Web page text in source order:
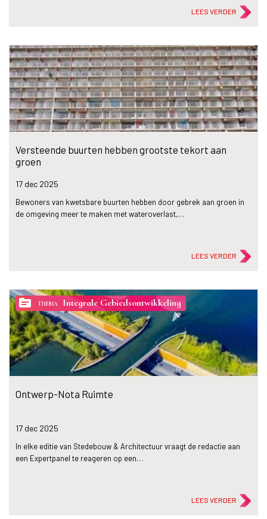
LEES VERDER
Versteende buurten hebben grootste tekort aan
groen
17 dec 2025
Bewoners van kwetsbare buurten hebben door gebrek aan groen in
de omgeving meer te maken met wateroverlast,…
LEES VERDER
topic THEMA Integrale Gebiedsontwikkeling
Ontwerp-Nota Ruimte
17 dec 2025
In elke editie van Stedebouw & Architectuur vraagt de redactie aan
een Expertpanel te reageren op een…
LEES VERDER